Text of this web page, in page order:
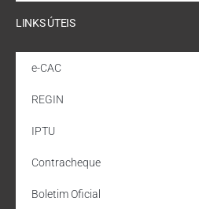
LINKS ÚTEIS
e-CAC
REGIN
IPTU
Contracheque
Boletim Oficial